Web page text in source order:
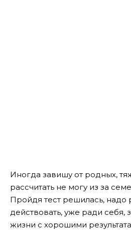
Иногда завишу от родных,
рассчитать не могу из за
Пройдя тест решилась, надо
действовать, уже ради себя,
жизни с хорошими